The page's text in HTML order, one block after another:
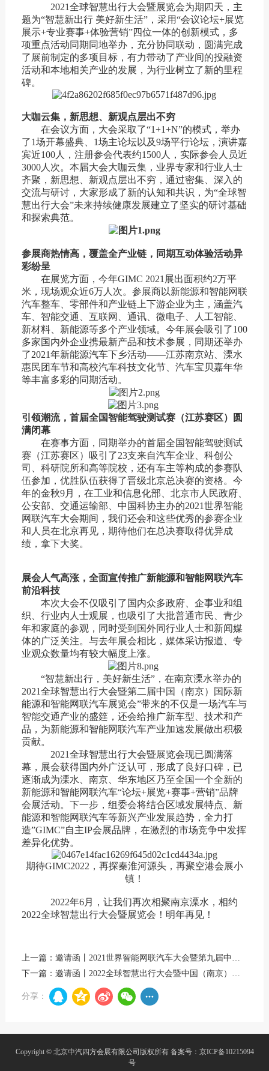
2021全球智慧出行大会暨展览会为期四天，主
题为“智慧新出行 美好新生活”，采用“会议论坛+展览
展示+专业赛事+体验营销”四位一体的创新模式，多
项重点活动同期同地举办，充分协同联动，圆满完成
了展前制定的多项目标，有力带动了产业间的投融资
活动和本地相关产业的发展，为行业树立了新的里程
碑。
大咖云集，新思想、新观点层出不穷
在会议方面，大会采取了“1+1+N”的模式，举办
了1场开幕盛典、1场主论坛以及9场平行论坛，演讲嘉
宾近100人，注册参会代表约1500人，实际参会人员近
3000人次。本届大会大咖云集，业界专家和行业人士
齐聚，新思想、新观点层出不穷，通过密集、深入的
交流与研讨，大家形成了新的认知和共识，为“全球智
慧出行大会”未来持续健康发展建立了坚实的研讨基础
和探索典范。
参展商热情高，覆盖全产业链，同期互动体验活动异
彩纷呈
在展览方面，今年GIMC 2021展出面积约2万平
米，现场观众近6万人次。参展商以新能源和智能网联
汽车整车、零部件和产业链上下游企业为主，涵盖汽
车、智能交通、互联网、通讯、微电子、人工智能、
新材料、新能源等多个产业领域。今年展会吸引了100
多家国内外企业携最新产品和技术参展，同期还举办
了2021年新能源汽车下乡活动——江苏南京站、溧水
惠民团车节和高校汽车科技文化节、汽车宝贝嘉年华
等丰富多彩的同期活动。
引领潮流， 首届全国智能驾驶测试赛（江苏赛区）圆
满闭幕
在赛事方面，同期举办的首届全国智能驾驶测试
赛（江苏赛区）吸引了23支来自汽车企业、科创公
司、科研院所和高等院校，还有车主等构成的参赛队
伍参加，优胜队伍获得了晋级北京总决赛的资格。 今
年的金秋9月，在工业和信息化部、北京市人民政府、
公安部、交通运输部、中国科协主办的2021世界智能
网联汽车大会期间，我们还会和这些优秀的参赛企业
和人员在北京再见，期待他们在总决赛取得优异成
绩，拿下大奖。
展会人气高涨，全面宣传推广新能源和智能网联汽车
前沿科技
本次大会不仅吸引了国内众多政府、企事业和组
织、行业内人士观展，也吸引了大批普通市民、青少
年和家庭的参观，同时受到国外同行业人士和新闻媒
体的广泛关注。 与去年展会相比， 媒体采访报道、专
业观众数量均有较大幅度上涨。
“智慧新出行，美好新生活”，在南京溧水举办的
2021全球智慧出行大会暨第二届中国（南京）国际新
能源和智能网联汽车展览会”带来的不仅是一场汽车与
智能交通产业的盛筵，还会给推广新车型、技术和产
品，为新能源和智能网联汽车产业加速发展做出积极
贡献。
2021全球智慧出行大会暨展览会现已圆满落
幕，展会获得国内外广泛认可，形成了良好口碑，已
逐渐成为溧水、南京、华东地区乃至全国一个全新的
新能源和智能网联汽车“论坛+展览+赛事+营销”品牌
会展活动。下一步，组委会将结合区域发展特点、新
能源和智能网联汽车等新兴产业发展趋势，全力打
造”GIMC”自主IP会展品牌，在激烈的市场竞争中发挥
差异化优势。
期待GIMC2022 ，再探秦淮河源头，再聚空港会展小
镇！
2022年6月，让我们再次相聚南京溧水，相约
2022全球智慧出行大会暨展览会！明年再见！
分享：
Copyright © 北京中汽四方会展有限公司版权所有 备案号：京ICP备10215094
号